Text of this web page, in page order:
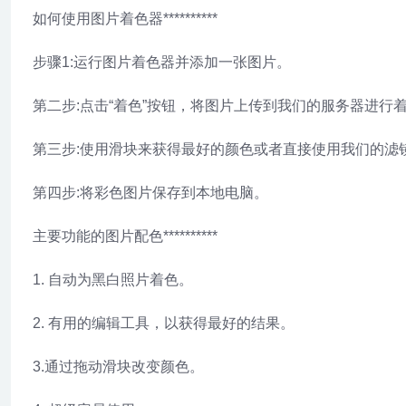
如何使用图片着色器**********
步骤1:运行图片着色器并添加一张图片。
第二步:点击“着色”按钮，将图片上传到我们的服务器进行
第三步:使用滑块来获得最好的颜色或者直接使用我们的滤
第四步:将彩色图片保存到本地电脑。
主要功能的图片配色**********
1. 自动为黑白照片着色。
2. 有用的编辑工具，以获得最好的结果。
3.通过拖动滑块改变颜色。